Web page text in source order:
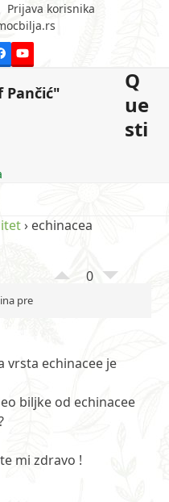
Prijava korisnika
YouTube
Q
ue
sti
› echinacea
0
pre
vrsta echinacee je
biljke od echinacee
mi zdravo !